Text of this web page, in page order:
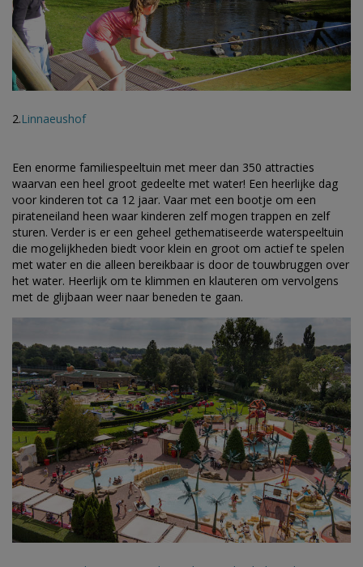
2.Linnaeushof
Een enorme familiespeeltuin met meer dan 350 attracties
waarvan een heel groot gedeelte met water! Een heerlijke dag
voor kinderen tot ca 12 jaar. Vaar met een bootje om een
pirateneiland heen waar kinderen zelf mogen trappen en zelf
sturen. Verder is er een geheel gethematiseerde waterspeeltuin
die mogelijkheden biedt voor klein en groot om actief te spelen
met water en die alleen bereikbaar is door de touwbruggen over
het water. Heerlijk om te klimmen en klauteren om vervolgens
met de glijbaan weer naar beneden te gaan.